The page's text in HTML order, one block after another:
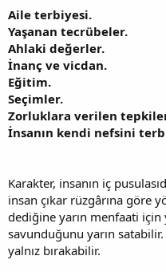
Aile terbiyesi.
Yaşanan tecrübeler.
Ahlaki değerler.
İnanç ve vicdan.
Eğitim.
Seçimler.
Zorluklara verilen
İnsanın kendi nefsini
Karakter, insanın iç
insan çıkar rüzgârına göre
dediğine yarın menfaati için
savunduğunu yarın
yalnız bırakabilir.